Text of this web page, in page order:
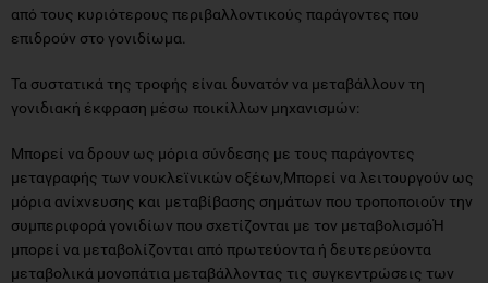
από τους κυριότερους περιβαλλοντικούς παράγοντες που
επιδρούν στο γονιδίωμα.
Τα συστατικά της τροφής είναι δυνατόν να μεταβάλλουν τη
γονιδιακή έκφραση μέσω ποικίλλων μηχανισμών:
Μπορεί να δρουν ως μόρια σύνδεσης με τους παράγοντες
μεταγραφής των νουκλεϊνικών οξέων,Μπορεί να λειτουργούν ως
μόρια ανίχνευσης και μεταβίβασης σημάτων που τροποποιούν την
συμπεριφορά γονιδίων που σχετίζονται με τον μεταβολισμόΉ
μπορεί να μεταβολίζονται από πρωτεύοντα ή δευτερεύοντα
μεταβολικά μονοπάτια μεταβάλλοντας τις συγκεντρώσεις των